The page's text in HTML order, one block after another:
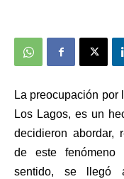
La preocupación por
Los Lagos, es un
decidieron abordar,
de este fenómeno
sentido, se llegó